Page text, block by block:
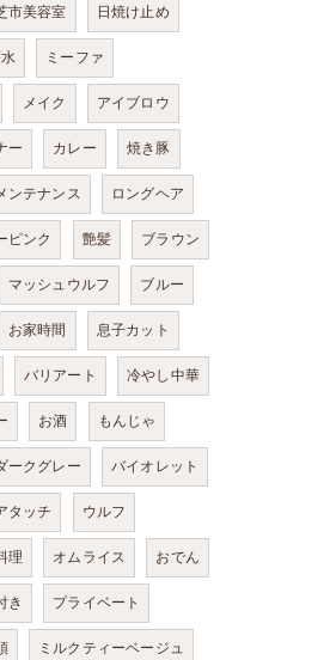
市美容室 日焼け止め
ミーファ
メイク アイブロウ
ー カレー 焼き豚
ンテナンス ロングヘア
ピンク 艶髪 ブラウン
マッシュウルフ ブルー
お家時間 息子カット
バリアート 冷やし中華
お酒 もんじゃ
ークグレー バイオレット
タッチ ウルフ
理 オムライス おでん
き プライベート
ミルクティーベージュ